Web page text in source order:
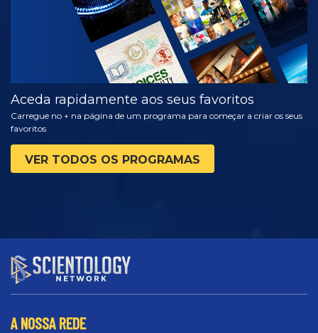
Aceda rapidamente aos seus favoritos
Carregue no + na página de um programa para começar a criar os seus
favoritos
VER TODOS OS PROGRAMAS
A NOSSA REDE